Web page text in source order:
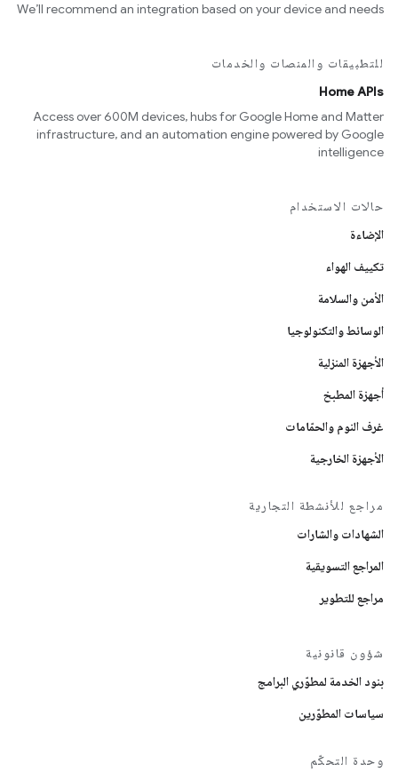
We’ll recommend an integration based on your device and needs
للتطبيقات والمنصات والخدمات
Home APIs
Access over 600M devices, hubs for Google Home and Matter
infrastructure, and an automation engine powered by Google
intelligence
حالات الاستخدام
الإضاءة
تكييف الهواء
الأمن والسلامة
الوسائط والتكنولوجيا
الأجهزة المنزلية
أجهزة المطبخ
غرف النوم والحمّامات
الأجهزة الخارجية
مراجع للأنشطة التجارية
الشهادات والشارات
المراجع التسويقية
مراجع للتطوير
شؤون قانونية
بنود الخدمة لمطوّري البرامج
سياسات المطوّرين
وحدة التحكّم